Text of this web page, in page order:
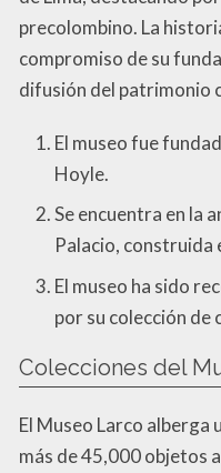
precolombino. La
compromiso de su
difusión del patrimonio
El museo fue
Hoyle.
Se encuentra en la
Palacio, construida
El museo ha sido
por su colección de
Colecciones del
El Museo Larco alberga
más de 45,000 objetos